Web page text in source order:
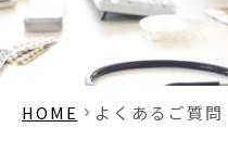
HOME よくあるご質問